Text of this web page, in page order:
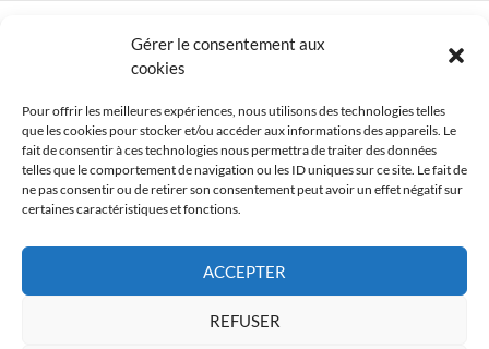
Gérer le consentement aux
cookies
Pour offrir les meilleures expériences, nous utilisons des technologies telles
que les cookies pour stocker et/ou accéder aux informations des appareils. Le
fait de consentir à ces technologies nous permettra de traiter des données
telles que le comportement de navigation ou les ID uniques sur ce site. Le fait de
ne pas consentir ou de retirer son consentement peut avoir un effet négatif sur
certaines caractéristiques et fonctions.
ACCEPTER
REFUSER